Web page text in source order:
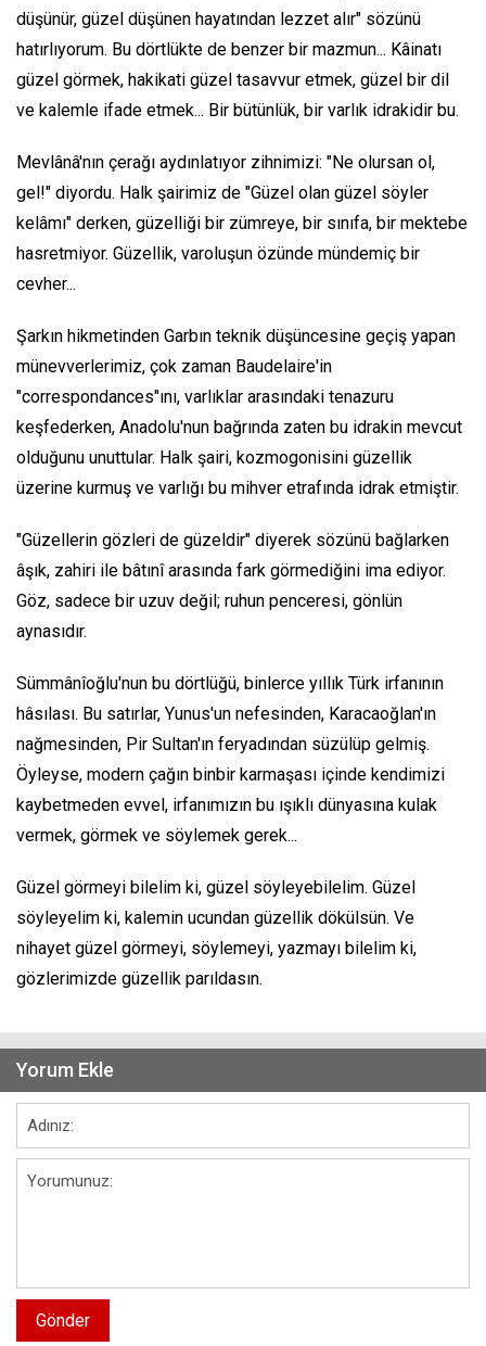
düşünür, güzel düşünen hayatından lezzet alır" sözünü
hatırlıyorum. Bu dörtlükte de benzer bir mazmun... Kâinatı
güzel görmek, hakikati güzel tasavvur etmek, güzel bir dil
ve kalemle ifade etmek... Bir bütünlük, bir varlık idrakidir bu.
Mevlânâ'nın çerağı aydınlatıyor zihnimizi: "Ne olursan ol,
gel!" diyordu. Halk şairimiz de "Güzel olan güzel söyler
kelâmı" derken, güzelliği bir zümreye, bir sınıfa, bir mektebe
hasretmiyor. Güzellik, varoluşun özünde mündemiç bir
cevher...
Şarkın hikmetinden Garbın teknik düşüncesine geçiş yapan
münevverlerimiz, çok zaman Baudelaire'in
"correspondances"ını, varlıklar arasındaki tenazuru
keşfederken, Anadolu'nun bağrında zaten bu idrakin mevcut
olduğunu unuttular. Halk şairi, kozmogonisini güzellik
üzerine kurmuş ve varlığı bu mihver etrafında idrak etmiştir.
"Güzellerin gözleri de güzeldir" diyerek sözünü bağlarken
âşık, zahiri ile bâtınî arasında fark görmediğini ima ediyor.
Göz, sadece bir uzuv değil; ruhun penceresi, gönlün
aynasıdır.
Sümmânîoğlu'nun bu dörtlüğü, binlerce yıllık Türk irfanının
hâsılası. Bu satırlar, Yunus'un nefesinden, Karacaoğlan'ın
nağmesinden, Pir Sultan'ın feryadından süzülüp gelmiş.
Öyleyse, modern çağın binbir karmaşası içinde kendimizi
kaybetmeden evvel, irfanımızın bu ışıklı dünyasına kulak
vermek, görmek ve söylemek gerek...
Güzel görmeyi bilelim ki, güzel söyleyebilelim. Güzel
söyleyelim ki, kalemin ucundan güzellik dökülsün. Ve
nihayet güzel görmeyi, söylemeyi, yazmayı bilelim ki,
gözlerimizde güzellik parıldasın.
Yorum Ekle
Gönder